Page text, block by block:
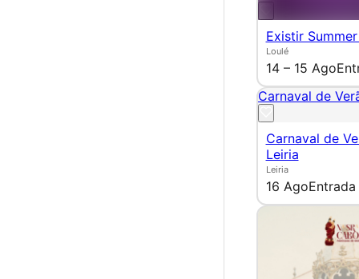
Existir
Loulé
14 – 15 Ago
Carnaval de
Carnaval de
Leiria
Leiria
16 Ago